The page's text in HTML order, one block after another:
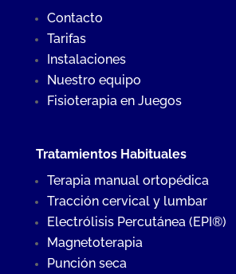
Contacto
Tarifas
Instalaciones
Nuestro equipo
Fisioterapia en Juegos
Tratamientos Habituales
Terapia manual ortopédica
Tracción cervical y lumbar
Electrólisis Percutánea (EPI®)
Magnetoterapia
Punción seca